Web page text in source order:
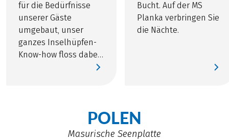
für die Bedürfnisse
unserer Gäste
umgebaut, unser
ganzes Inselhüpfen-
Know-how floss dabei
Bucht. Auf der MS
Planka verbringen Sie
die Nächte.
POLEN
Masurische Seenplatte